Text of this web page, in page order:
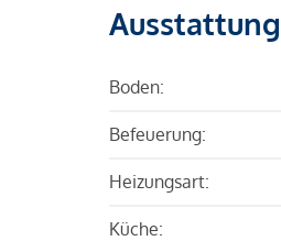
Ausstattung
Boden:
Befeuerung:
Heizungsart:
Küche: